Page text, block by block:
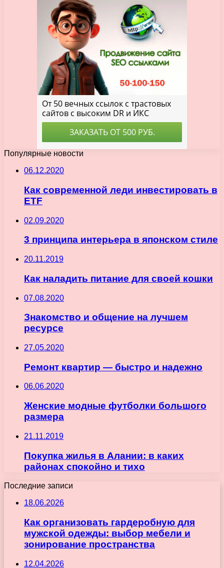
Популярные новости
06.12.2020
Как современной леди инвестировать в
ETF
02.09.2020
3 принципа интерьера в японском стиле
20.11.2019
Как наладить питание для своей кошки
07.08.2020
Знакомство и общение на лучшем
ресурсе
27.05.2020
Ремонт квартир — быстро и надежно
06.06.2020
Женские модные футболки большого
размера
21.11.2019
Покупка жилья в Алании: в каких
районах спокойно и тихо
Последние записи
18.06.2026
Как организовать гардеробную для
мужской одежды: выбор мебели и
зонирование пространства
12.04.2026